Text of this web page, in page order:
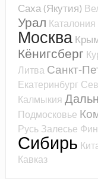
Саха (Якутия)
Урал Каталония
Москва
Кёнигсберг
Литва Санкт-
Екатеринбург
Калмыкия
Подмосковье
Русь Залесье
Сибирь
Кавказ